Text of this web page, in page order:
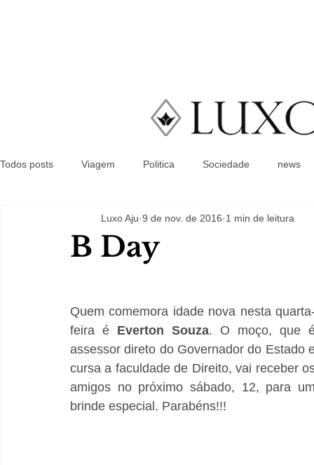
Todos posts Viagem Politica Sociedade news
B Day
Luxo Aju 9 de nov. de 2016 1 min de leitura
Quem comemora idade nova nesta
feira é Everton Souza. O moço, que
assessor direto do Governador do Estado
cursa a faculdade de Direito, vai receber
amigos no próximo sábado, 12, para
brinde especial. Parabéns!!!